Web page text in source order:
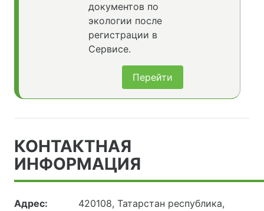
документов по
экологии после
регистрации в
Сервисе.
Перейти
КОНТАКТНАЯ
ИНФОРМАЦИЯ
Адрес:
420108, Татарстан республика,